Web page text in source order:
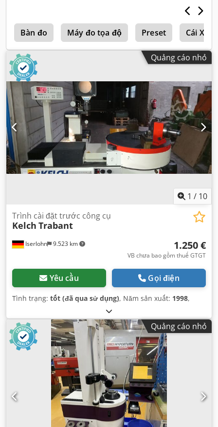
Bàn đo Máy đo tọa độ Preset Cái Xẻng
Quảng cáo nhỏ
1 / 10
Iserlohn 9.523 km
Trình cài đặt trước công cụ
Kelch Trabant
1.250 €
VB chưa bao gồm thuế GTGT
Yêu cầu Gọi điện
Tình trạng: tốt (đã qua sử dụng), Năm sản xuất: 1998,
Quảng cáo nhỏ